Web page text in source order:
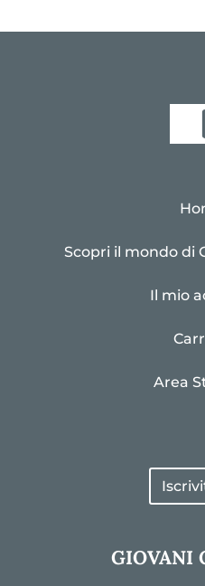
Scopri il mondo di
Il mio
Area
GIOVANI